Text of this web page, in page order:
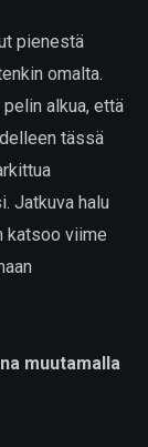
pienestä
omalta.
alkua, että
tässä
Jatkuva halu
katsoo viime
muutamalla